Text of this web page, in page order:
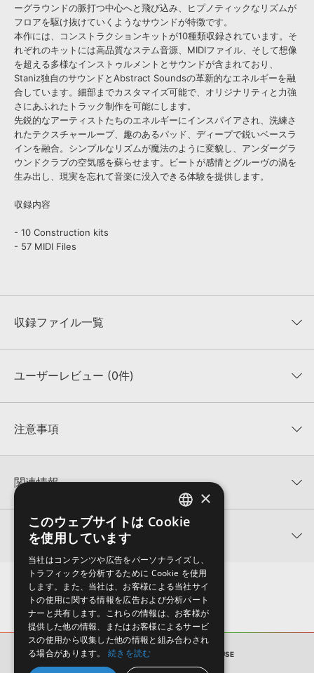
ーグラウンドの脈打つ中心へと飛び込み、ヒプノティックなリズムが
フロアを駆け抜けていくようなサウンドが特徴です。
本作には、コンストラクションキットが10種類収録されています。そ
れぞれのキットには高品質なステム音源、MIDIファイル、そして想像
を超える多様なインストゥルメントとサウンドが含まれており、
Staniz独自のサウンドとAbstract Soundsの革新的なエネルギーを融
合しています。細部までカスタマイズ可能で、オリジナリティと力強
さにあふれたトラック制作を可能にします。
先鋭的なアーティストたちのエネルギーにインスパイアされ、洗練さ
れたテクスチャーループ、趣のあるパッド、ディープで鋭いベースラ
インを融合。シンプルなリズムが魔法のように変貌し、アンダーグラ
ウンドクラブの空気感を蘇らせます。ビートが感情とグルーヴの渦を
生み出し、現実を忘れて音楽に没入できる体験を提供します。
収録内容
- 10 Construction kits
- 57 MIDI Files
収録ファイル一覧
収録ファイル一覧
ユーザーレビュー (0件)
★★★★★
★5
★2
★1
0%
レビューをもっと見る »
注意事項
KONTAKTフォーマットは、
でお使いいただけます。無償版のKONTAKT PLAYERではお使いい
ただけませんので、ご注意ください。また、「ライブラリ・タブ」
への表示にも対応しておりません。
4GBを超えるデータに関するご注意：
FAT32でフォーマットされた
HDDには、1ファイル4GBを超えるデータを格納することができま
せん。データ容量が4GBを超えるダウンロード製品をご購入いただ
きます際には、NTFSやHFS＋でフォーマットされたHDDをご用意
いただく必要がございます。
製品の購入手続き完了後、受注確認メールとシリアルナンバーをお
知らせするメールの2通が送信されます。メールに記載されており
ます説明に沿って、製品のダウンロード／導入を行って下さい。
サンプルパック製品には、原則として日本語版操作マニュアルをご
関連情報
【Loopmasters】計57ブランドのサンプルパックが30%OFF！サ
マーセール！
HYPNOTIC HOUSEのサポート情報
関連サポート情報
2022.06.06
MIDI形式サンプルパックの追加方法
マークのついた情報は、該当する製品のご購入ユーザー様専用となって
おります。ご覧頂くには、該当する製品をご購入頂く必要がございます。
HYPNOTIC HOUSEのサポート情報
サンプルパック HYPNOTIC HOUSE
ENGLISH
×
このウェブサイトは Cookie
を使用しています
当社はコンテンツや広告をパーソナライズし、
トラフィックを分析するために Cookie を使用
します。また、当社は、お客様による当社サイ
トの使用に関する情報を広告および分析パート
ナーと共有します。これらの情報は、お客様が
提供した他の情報、またはお客様によるサービ
スの使用から収集した他の情報と組み合わされ
る場合があります。
続きを読む